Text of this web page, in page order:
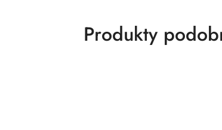
Produkty
Produkty